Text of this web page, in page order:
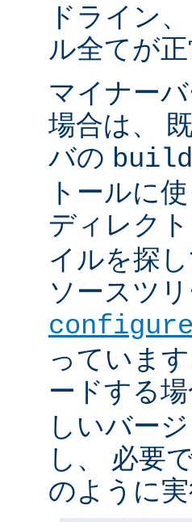
ドライン
ル全てが
マイナー
場合は、
バの build
トールに
ディレク
イルを探
ソースツ
configure
っていま
ードする
しいバー
し、 必要
のように実